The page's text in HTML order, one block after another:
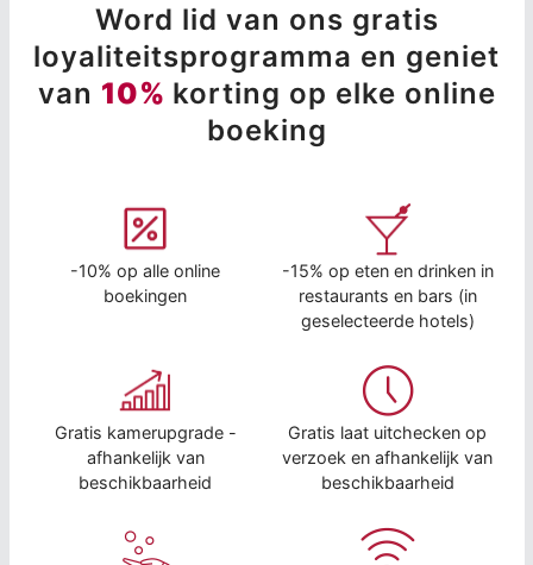
Word lid van ons gratis
loyaliteitsprogramma en geniet
van 10% korting op elke online
boeking
-10% op alle online
boekingen
-15% op eten en drinken in
restaurants en bars (in
geselecteerde hotels)
Gratis kamerupgrade -
afhankelijk van
beschikbaarheid
Gratis laat uitchecken op
verzoek en afhankelijk van
beschikbaarheid